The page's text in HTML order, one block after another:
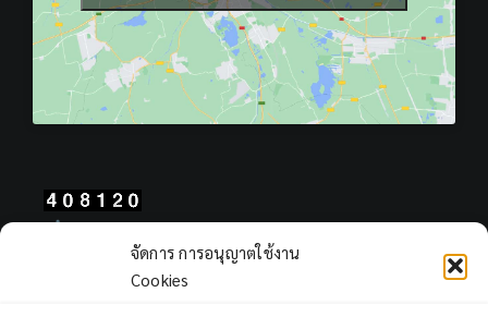
จัดการ การอนุญาตใช้งาน
Cookies
Views Today : 129
Views Yesterday : 2249